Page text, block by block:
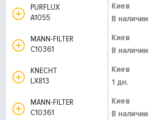
PURFLUX
A1055
Киев
В наличии
MANN-FILTER
C10361
Киев
В наличии
KNECHT
LX813
Киев
1 дн.
MANN-FILTER
C10361
Киев
В наличии